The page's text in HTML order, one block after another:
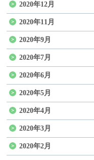
2020年12月
2020年11月
2020年9月
2020年7月
2020年6月
2020年5月
2020年4月
2020年3月
2020年2月